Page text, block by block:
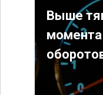
Выше
момента